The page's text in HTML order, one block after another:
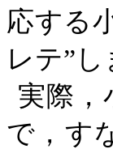
応する
レテ”
実際，
で，す